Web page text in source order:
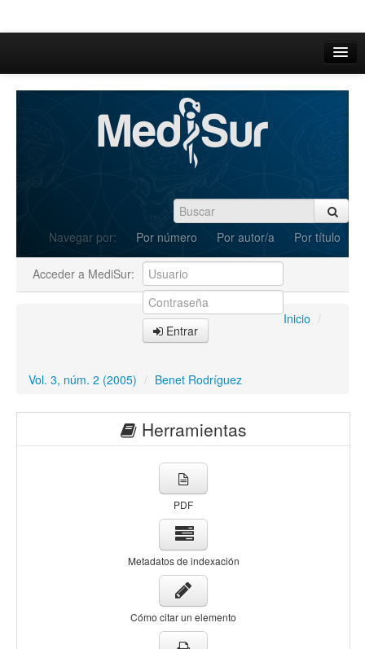
Inicio
Actual
Archivos
Navegar por: Por número Por autor/a Por título
Acceder a MediSur:
Entrar
Inicio /
Vol. 3, núm. 2 (2005) / Benet Rodríguez
Herramientas
PDF
Metadatos de indexación
Cómo citar un elemento